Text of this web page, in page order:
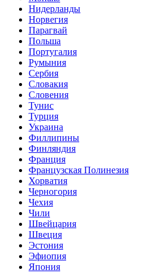
Нидерланды
Норвегия
Парагвай
Польша
Португалия
Румыния
Сербия
Словакия
Словения
Тунис
Турция
Украина
Филлипины
Финляндия
Франция
Французская Полинезия
Хорватия
Черногория
Чехия
Чили
Швейцария
Швеция
Эстония
Эфиопия
Япония